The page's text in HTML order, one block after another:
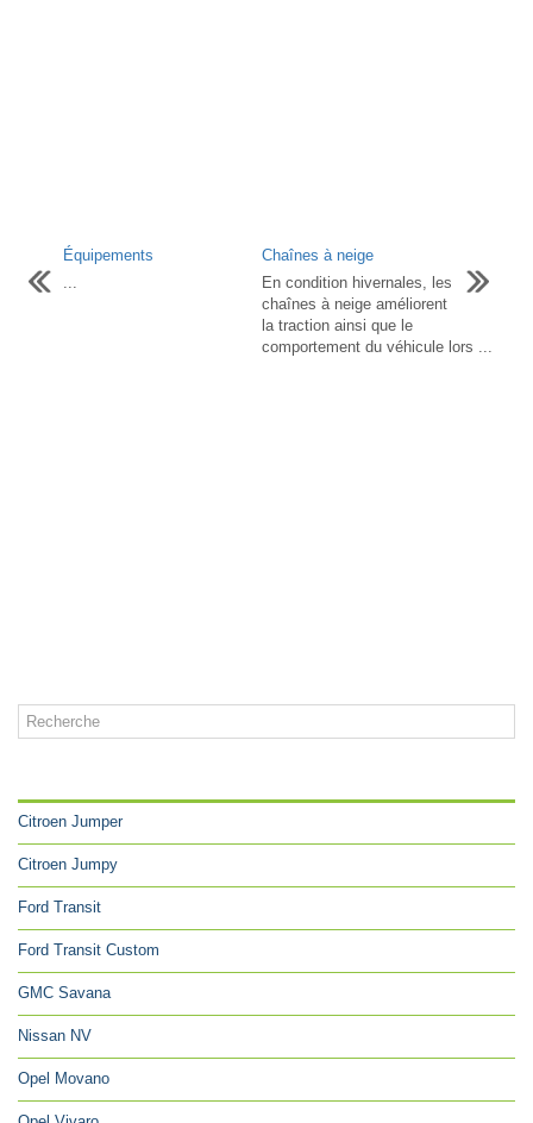
Équipements
...
Chaînes à neige
En condition hivernales, les
chaînes à neige améliorent
la traction ainsi que le
comportement du véhicule lors ...
Citroen Jumper
Citroen Jumpy
Ford Transit
Ford Transit Custom
GMC Savana
Nissan NV
Opel Movano